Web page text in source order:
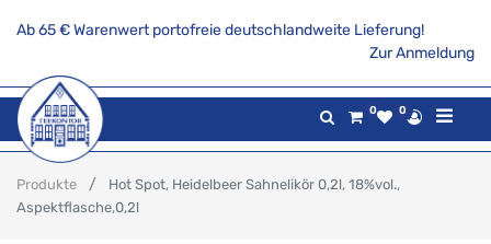
Ab 65 € Warenwert portofreie deutschlandweite Lieferung!
Zur Anmeldung
0 0
Produkte
Hot Spot, Heidelbeer Sahnelikör 0,2l, 18%vol.,
Aspektflasche,0,2l